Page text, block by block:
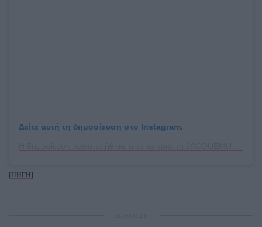
Δείτε αυτή τη δημοσίευση στο Instagram.
[ΠΗΓΗ]